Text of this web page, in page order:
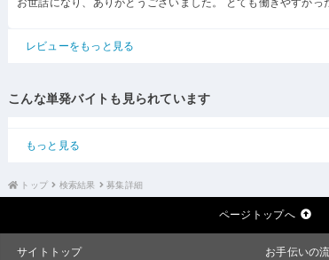
お世話になり、ありがとうございました。 とても働きやすかっ
レビューをもっと見る
こんな単発バイトも見られています
もっと見る
トップ 検索結果 募集詳細
ページトップへ
サイトトップ お手伝いの